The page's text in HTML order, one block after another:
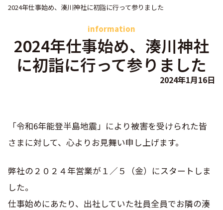
2024年仕事始め、湊川神社に初詣に行って参りました
information
2024年仕事始め、湊川神社
に初詣に行って参りました
2024年1月16日
「令和6年能登半島地震」により被害を受けられた皆
さまに対して、心よりお見舞い申し上げます。
弊社の２０２４年営業が１／５（金）にスタートしま
した。
仕事始めにあたり、出社していた社員全員でお隣の湊